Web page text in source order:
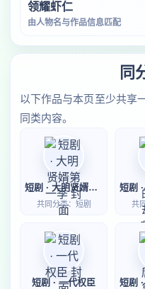
领耀虾仁
由人物名与作品信息匹配
同
以下作品与本页至少共享
同类内容。
短剧 · 大明贤婿第一季
共同分类：短剧 共
短剧 · 一代权臣